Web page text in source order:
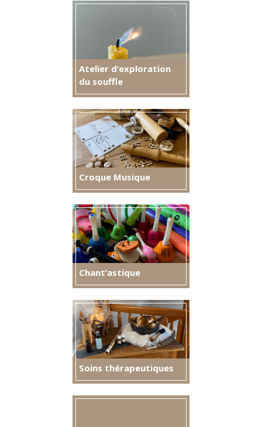
Atelier d’exploration
du souffle
Croque Musique
Chant’astique
Soins thérapeutiques